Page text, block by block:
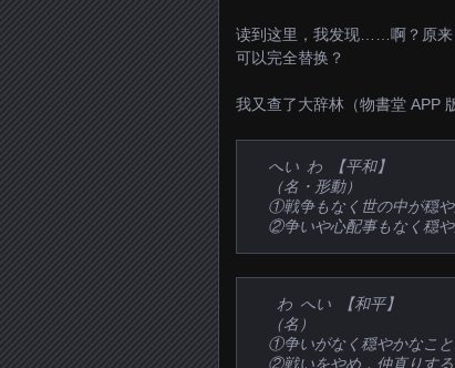
读到这里，我发现……啊？原来
可以完全替换？
我又查了大辞林（物書堂 APP
へい わ 【平和】
（名・形動）
①戦争もなく世の中が穏や
②争いや心配事もなく穏や
わ へい 【和平】
（名）
①争いがなく穏やかなこと
②戦いをやめ，仲直りする